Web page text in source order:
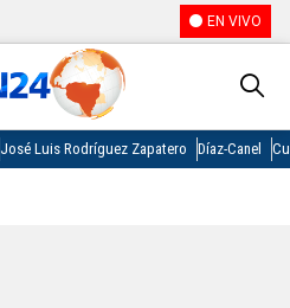
EN VIVO
José Luis Rodríguez Zapatero Díaz-Canel